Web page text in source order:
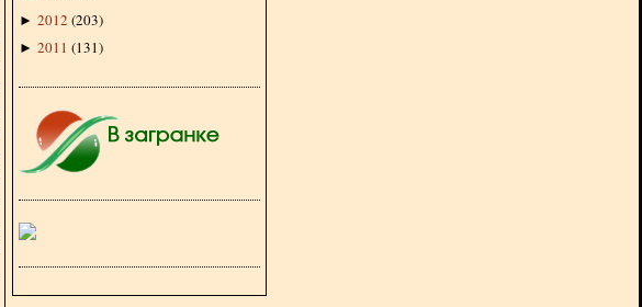
► 2012 (203)
► 2011 (131)